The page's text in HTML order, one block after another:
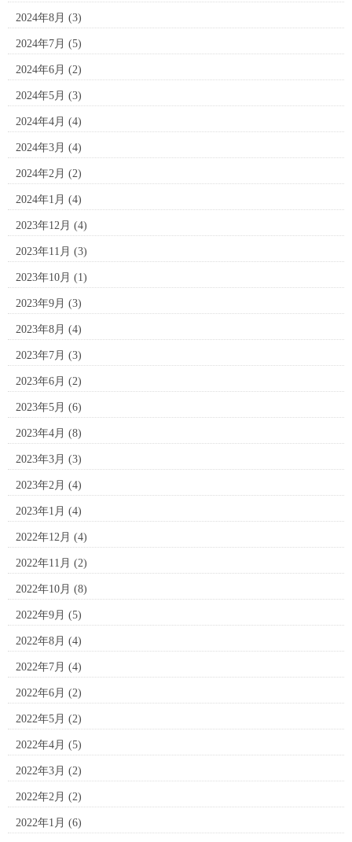
2024年8月 (3)
2024年7月 (5)
2024年6月 (2)
2024年5月 (3)
2024年4月 (4)
2024年3月 (4)
2024年2月 (2)
2024年1月 (4)
2023年12月 (4)
2023年11月 (3)
2023年10月 (1)
2023年9月 (3)
2023年8月 (4)
2023年7月 (3)
2023年6月 (2)
2023年5月 (6)
2023年4月 (8)
2023年3月 (3)
2023年2月 (4)
2023年1月 (4)
2022年12月 (4)
2022年11月 (2)
2022年10月 (8)
2022年9月 (5)
2022年8月 (4)
2022年7月 (4)
2022年6月 (2)
2022年5月 (2)
2022年4月 (5)
2022年3月 (2)
2022年2月 (2)
2022年1月 (6)